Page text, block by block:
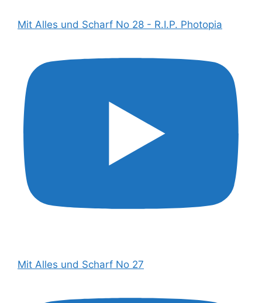
Mit Alles und Scharf No 28 - R.I.P. Photopia
Mit Alles und Scharf No 27